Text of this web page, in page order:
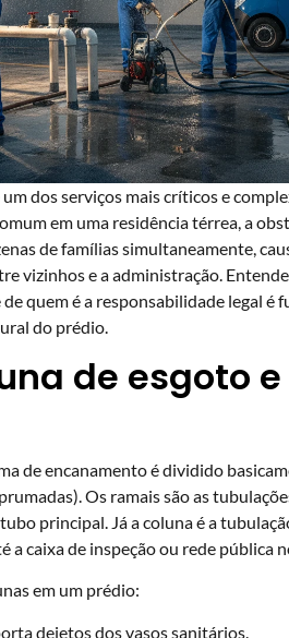
um dos serviços mais críticos e
em uma residência térrea, a
de famílias simultaneamente,
vizinhos e a administração.
quem é a responsabilidade legal é
do prédio.
de esgoto
de encanamento é dividido
Os ramais são as
principal. Já a coluna é a
a caixa de inspeção ou rede pública
em um prédio:
dejetos dos vasos sanitários.